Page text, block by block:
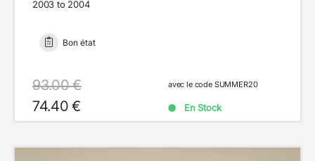
2003 to 2004
Bon état
93.00 €
74.40 €
avec le code SUMMER20
En Stock